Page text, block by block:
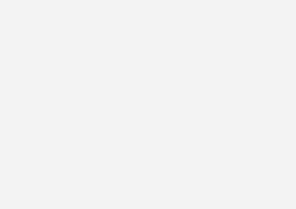
Voraussetzungen ist auch die
möglich. Wichtig:
vor dem Projektstart
einige Bundesländer jeweils
vollständige Sammlung (Bundes-
(siehe